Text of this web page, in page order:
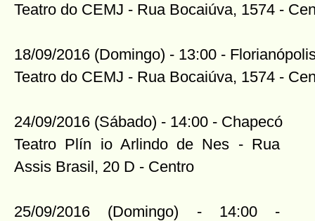
Teatro do CEMJ - Rua Bocaiúva, 1574 -
18/09/2016 (Domingo) - 13:00 -
Teatro do CEMJ - Rua Bocaiúva, 1574 -
24/09/2016 (Sábado) - 14:00 - Chapecó
Teatro Plín io Arlindo de Nes - Rua
Assis Brasil, 20 D - Centro
25/09/2016 (Domingo) - 14:00 -